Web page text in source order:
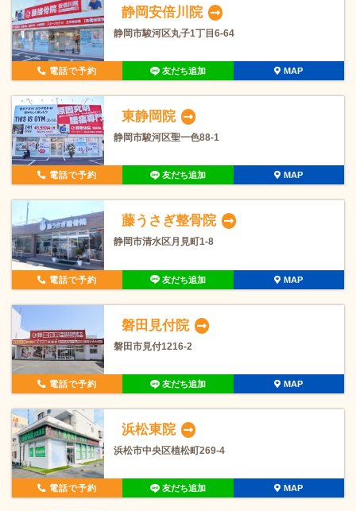
静岡安倍川院
静岡市駿河区丸子1丁目6-64
電話で予約 友だち追加 MAP
東静岡院
静岡市駿河区聖一色88-1
電話で予約 友だち追加 MAP
藤うさぎ整骨院
静岡市清水区月見町1-8
電話で予約 友だち追加 MAP
磐田見付院
磐田市見付1216-2
電話で予約 友だち追加 MAP
浜松東院
浜松市中央区植松町269-4
電話で予約 友だち追加 MAP